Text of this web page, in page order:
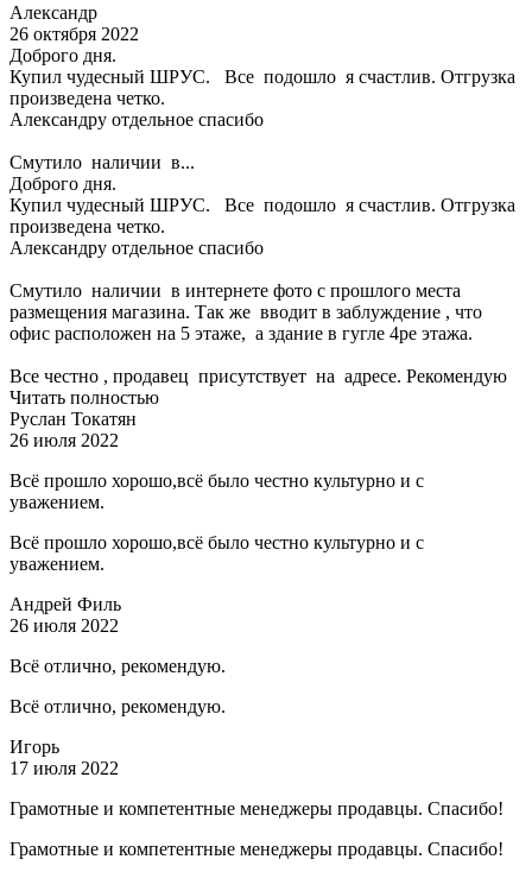
Александр
26 октября 2022
Доброго дня.
Купил чудесный ШРУС. Все подошло я счастлив. Отгрузка
произведена четко.
Александру отдельное спасибо
Смутило наличии в...
Доброго дня.
Купил чудесный ШРУС. Все подошло я счастлив. Отгрузка
произведена четко.
Александру отдельное спасибо
Смутило наличии в интернете фото с прошлого места
размещения магазина. Так же вводит в заблуждение , что
офис расположен на 5 этаже, а здание в гугле 4ре этажа.
Все честно , продавец присутствует на адресе. Рекомендую
Читать полностью
Руслан Токатян
26 июля 2022
Всё прошло хорошо,всё было честно культурно и с
уважением.
Всё прошло хорошо,всё было честно культурно и с
уважением.
Андрей Филь
26 июля 2022
Всё отлично, рекомендую.
Всё отлично, рекомендую.
Игорь
17 июля 2022
Грамотные и компетентные менеджеры продавцы. Спасибо!
Грамотные и компетентные менеджеры продавцы. Спасибо!